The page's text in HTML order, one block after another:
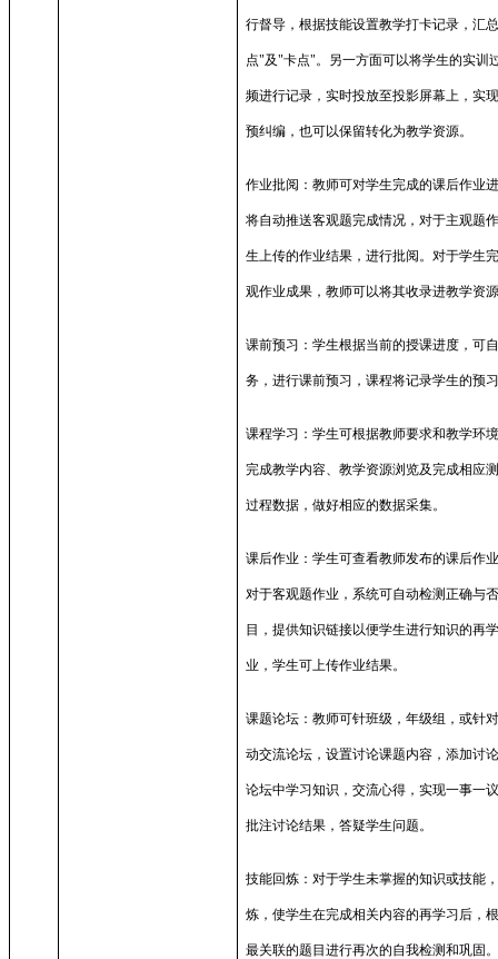
行督导，根据技能设置教学打卡记录，汇
点"及"卡点"。另一方面可以将学生的实训
频进行记录，实时投放至投影屏幕上，实
预纠编，也可以保留转化为教学资源。
作业批阅：教师可对学生完成的课后作业
将自动推送客观题完成情况，对于主观题
生上传的作业结果，进行批阅。对于学生
观作业成果，教师可以将其收录进教学资
课前预习：学生根据当前的授课进度，可
务，进行课前预习，课程将记录学生的预
课程学习：学生可根据教师要求和教学环
完成教学内容、教学资源浏览及完成相应
过程数据，做好相应的数据采集。
课后作业：学生可查看教师发布的课后作
对于客观题作业，系统可自动检测正确与
目，提供知识链接以便学生进行知识的再
业，学生可上传作业结果。
课题论坛：教师可针班级，年级组，或针
动交流论坛，设置讨论课题内容，添加讨
论坛中学习知识，交流心得，实现一事一
批注讨论结果，答疑学生问题。
技能回炼：对于学生未掌握的知识或技能
炼，使学生在完成相关内容的再学习后，
最关联的题目进行再次的自我检测和巩固